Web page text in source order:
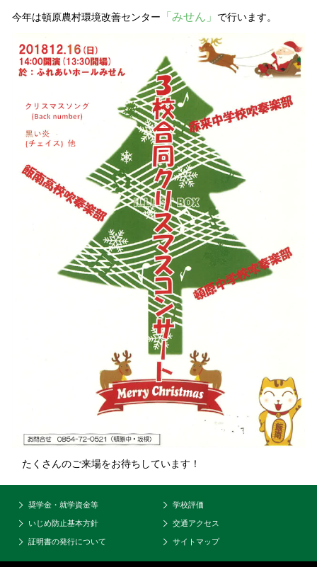
今年は頓原農村環境改善センター 「みせん」 で行います。
たくさんのご来場をお待ちしています！
奨学金・就学資金等 学校評価
いじめ防止基本方針 交通アクセス
証明書の発行について サイトマップ